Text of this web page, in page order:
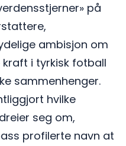
på
ambisjon om
i tyrkisk fotball
sammenhenger.
hvilke
seg om,
profilerte navn at